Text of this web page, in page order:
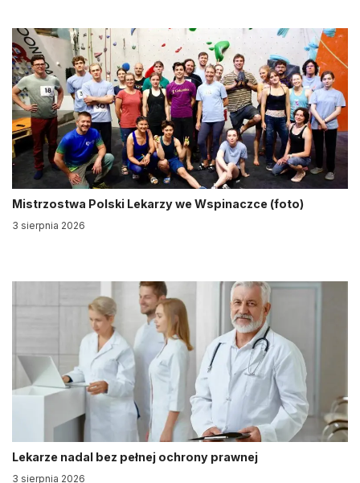
Mistrzostwa Polski Lekarzy we Wspinaczce (foto)
3 sierpnia 2026
Lekarze nadal bez pełnej ochrony prawnej
3 sierpnia 2026